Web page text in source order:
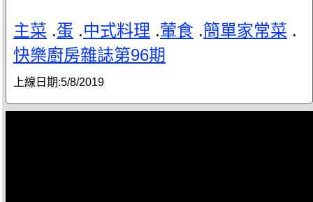
主菜 .蛋 .中式料理 .葷食 .簡單家常菜 .
快樂廚房雜誌第96期
上線日期:5/8/2019